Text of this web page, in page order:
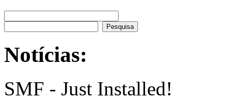
Notícias:
SMF - Just Installed!